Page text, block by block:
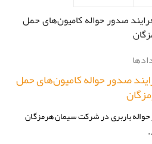
صدور حواله کامیون‌های حمل
باربری در شرکت سیمان هرمزگان